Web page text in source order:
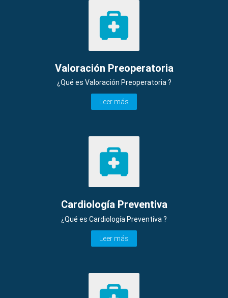
Valoración Preoperatoria
¿Qué es Valoración Preoperatoria ?
Leer más
Cardiología Preventiva
¿Qué es Cardiología Preventiva ?
Leer más